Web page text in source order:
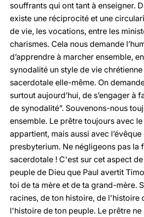
souffrants qui ont tant à enseigner.
existe une réciprocité et une
de vie, les vocations, entre les
charismes. Cela nous demande
d’apprendre à marcher ensemble,
synodalité un style de vie
sacerdotale elle-même. On
surtout aujourd’hui, de s’engager à
de synodalité”. Souvenons-nous
ensemble. Le prêtre toujours avec
appartient, mais aussi avec l’évêque
presbyterium. Ne négligeons pas la
sacerdotale ! C'est sur cet aspect
peuple de Dieu que Paul avertit
toi de ta mère et de ta grand-mère.
racines, de ton histoire, de l'histoire
l'histoire de ton peuple. Le prêtre ne